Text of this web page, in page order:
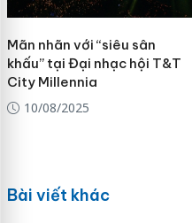
Mãn nhãn với “siêu sân
khấu” tại Đại nhạc hội T&T
City Millennia
10/08/2025
Bài viết khác